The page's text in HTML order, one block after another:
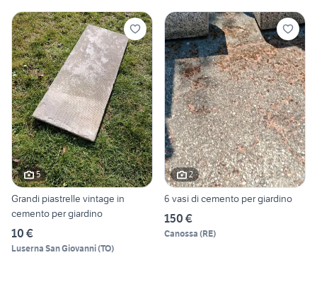
5
Grandi piastrelle vintage in
cemento per giardino
10 €
Luserna San Giovanni(TO)
2
6 vasi di cemento per giardino
150 €
Canossa (RE)